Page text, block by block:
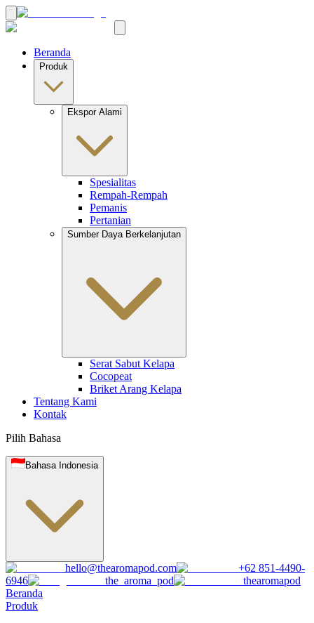
Beranda
Produk
Ekspor Alami
Spesialitas
Rempah-Rempah
Pemanis
Pertanian
Sumber Daya Berkelanjutan
Serat Sabut Kelapa
Cocopeat
Briket Arang Kelapa
Tentang Kami
Kontak
Pilih Bahasa
Bahasa Indonesia
hello@thearomapod.com
+62 851-4490-
6946
the_aroma_pod
thearomapod
Beranda
Produk